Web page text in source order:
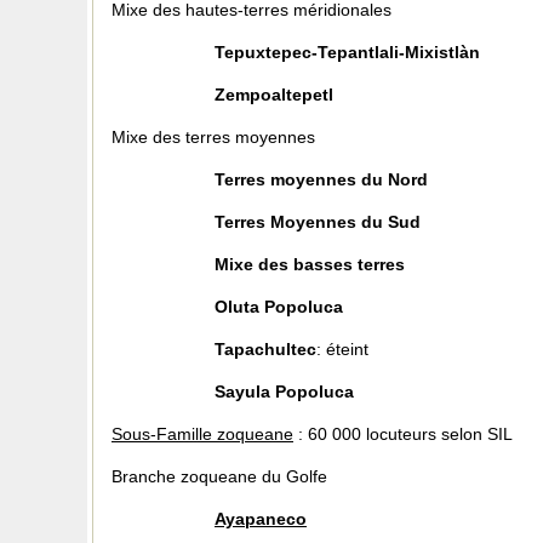
Mixe des hautes-terres méridionales
Tepuxtepec-Tepantlali-Mixistlàn
Zempoaltepetl
Mixe des terres moyennes
Terres moyennes du Nord
Terres Moyennes du Sud
Mixe des basses terres
Oluta Popoluca
Tapachultec: éteint
Sayula Popoluca
Sous-Famille zoqueane : 60 000 locuteurs selon SIL
Branche zoqueane du Golfe
Ayapaneco